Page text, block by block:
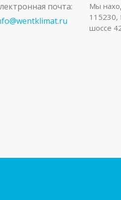
почта:
Мы
115230,
шоссе